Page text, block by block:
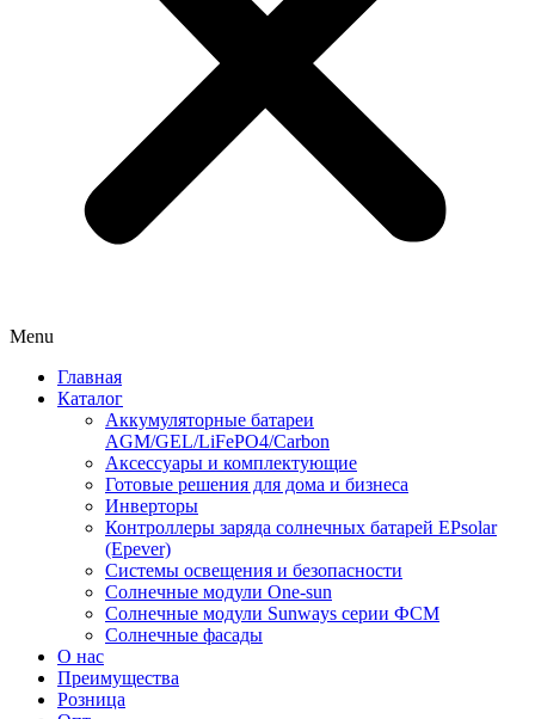
Menu
Главная
Каталог
Аккумуляторные батареи
AGM/GEL/LiFePO4/Carbon
Аксессуары и комплектующие
Готовые решения для дома и бизнеса
Инверторы
Контроллеры заряда солнечных батарей EPsolar
(Epever)
Системы освещения и безопасности
Солнечные модули One-sun
Солнечные модули Sunways серии ФСМ
Солнечные фасады
О нас
Преимущества
Розница